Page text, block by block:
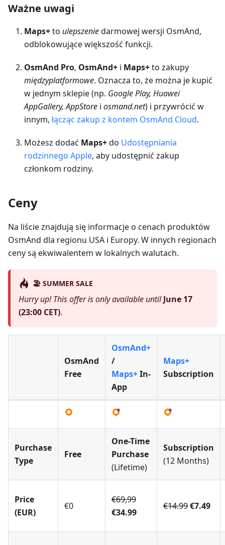
Ważne uwagi
Maps+to ulepszeniedarmowej wersji OsmAnd,
odblokowujące większość funkcji.
OsmAnd Pro, OsmAnd+ i Maps+to zakupy
międzyplatformowe. Oznacza to, że można je kupić
w jednym sklepie (np. Google Play, Huawei
AppGallery, AppStore i osmand.net) i przywrócić w
innym, łącząc zakup z kontem OsmAnd Cloud.
Możesz dodać Maps+do Udostępniania
rodzinnego Apple, aby udostępnić zakup
członkom rodziny.
Ceny
Na liście znajdują się informacje o cenach produktów
OsmAnd dla regionu USA i Europy. W innych regionach
ceny są ekwiwalentem w lokalnych walutach.
🏖️ SUMMER SALE
Hurry up! This offer is only available untilJune 17
(23:00 CET).
OsmAnd
Free
OsmAnd+
/
Maps+In-
App
Maps+
Subscription
Purchase
Type
Free
One-Time
Purchase
(Lifetime)
Subscription
(12 Months)
Price
(EUR)
€0
€69,99
€34.99
€14.99€7.49